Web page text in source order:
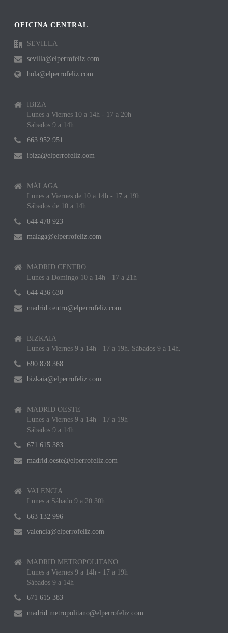
OFICINA CENTRAL
SEVILLA
sevilla@elperrofeliz.com
hola@elperrofeliz.com
IBIZA
Lunes a Viernes 10 a 14h - 17 a 20h
Sabados 9 a 14h
663 952 951
ibiza@elperrofeliz.com
MÁLAGA
Lunes a Viernes de 10 a 14h - 17 a 19h
Sábados de 10 a 14h
644 478 923
malaga@elperrofeliz.com
MADRID CENTRO
Lunes a Domingo 10 a 14h - 17 a 21h
644 436 630
madrid.centro@elperrofeliz.com
BIZKAIA
Lunes a Viernes 9 a 14h - 17 a 19h. Sábados 9 a 14h.
690 878 368
bizkaia@elperrofeliz.com
MADRID OESTE
Lunes a Viernes 9 a 14h - 17 a 19h
Sábados 9 a 14h
671 615 383
madrid.oeste@elperrofeliz.com
VALENCIA
Lunes a Sábado 9 a 20:30h
663 132 996
valencia@elperrofeliz.com
MADRID METROPOLITANO
Lunes a Viernes 9 a 14h - 17 a 19h
Sábados 9 a 14h
671 615 383
madrid.metropolitano@elperrofeliz.com